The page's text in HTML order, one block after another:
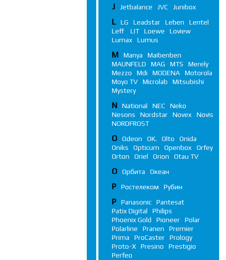
J Jetbalance JVC Junibox
L LG Leadstar Leben
Lentel
Leff
LIT Loewe
Loview
Lumax
Lumus
M Manya
Maibenben
MAUNFELD
MAG MTS
Merely
Mezzo
Mdi MODENA
Motorola
Moyo TV
Microlab
Mitsubishi
Mystery
N National NEC
Neko
Nesons
Nordstar Novex
Novis
NORDFROST
O Odeon OK. Olto
Onida
Oniks
Opticum Openbox
Orfey
Orton
Oriel Orion Otau TV
О Орбита Океан
Р Ростелеком Рубин
P Panasonic
Pantesat
Patix Digital
Philips
Phoenix Gold
Pioneer
Polar
Polarline
Pranen
Premier
Prima
ProCaster
Prology
Proto-X
Presino
Prestigio
Perfeo